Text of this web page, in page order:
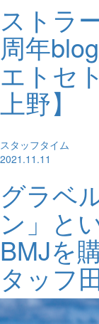
ストラ
周年
エトセ
上野】
スタッフタイム
2021.11.11
グラベ
ン」と
BMJを
タッフ